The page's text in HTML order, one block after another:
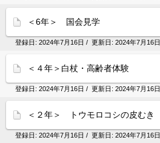
＜6年＞ 国会見学
登録日: 2024年7月16日 / 更新日: 2024年7月16日
＜４年＞白杖・高齢者体験
登録日: 2024年7月16日 / 更新日: 2024年7月16日
＜２年＞ トウモロコシの皮むき
登録日: 2024年7月16日 / 更新日: 2024年7月16日